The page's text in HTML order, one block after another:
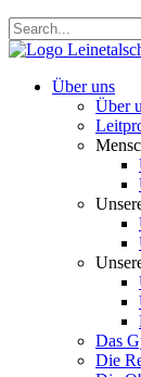
Über uns
Über
Das
Die